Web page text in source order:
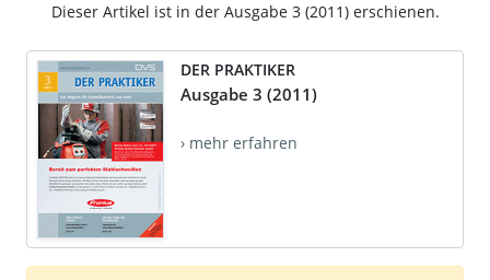
Dieser Artikel ist in der Ausgabe 3 (2011) erschienen.
DER PRAKTIKER
Ausgabe 3 (2011)
› mehr erfahren